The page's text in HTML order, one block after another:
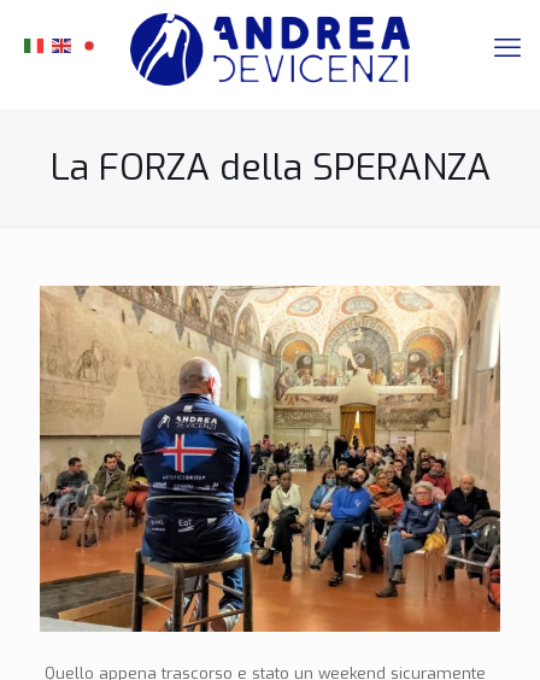
La FORZA della SPERANZA
Quello appena trascorso e stato un weekend sicuramente